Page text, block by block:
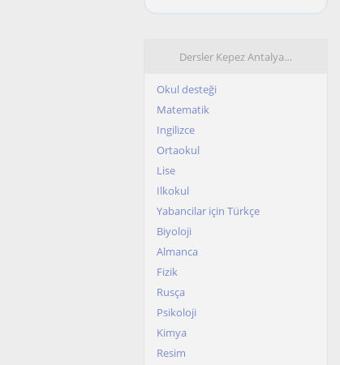
Dersler Kepez Antalya…
Okul desteği
Matematik
Ingilizce
Ortaokul
Lise
Ilkokul
Yabancilar için Türkçe
Biyoloji
Almanca
Fizik
Rusça
Psikoloji
Kimya
Resim